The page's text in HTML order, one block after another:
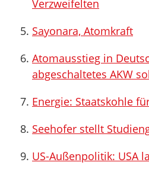
Verzweifelten
Sayonara, Atomkraft
Atomausstieg in
abgeschaltetes AKW
Energie: Staatskohle
Seehofer stellt
US-Außenpolitik: USA